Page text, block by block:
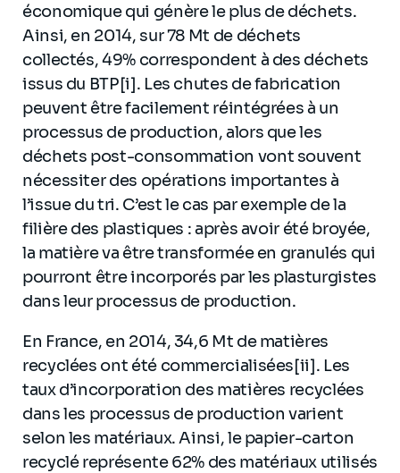
économique qui génère le plus de déchets.
Ainsi, en 2014, sur 78 Mt de déchets
collectés, 49% correspondent à des déchets
issus du BTP[i]. Les chutes de fabrication
peuvent être facilement réintégrées à un
processus de production, alors que les
déchets post-consommation vont souvent
nécessiter des opérations importantes à
l’issue du tri. C’est le cas par exemple de la
filière des plastiques : après avoir été broyée,
la matière va être transformée en granulés qui
pourront être incorporés par les plasturgistes
dans leur processus de production.
En France, en 2014, 34,6 Mt de matières
recyclées ont été commercialisées[ii]. Les
taux d’incorporation des matières recyclées
dans les processus de production varient
selon les matériaux. Ainsi, le papier-carton
recyclé représente 62% des matériaux utilisés